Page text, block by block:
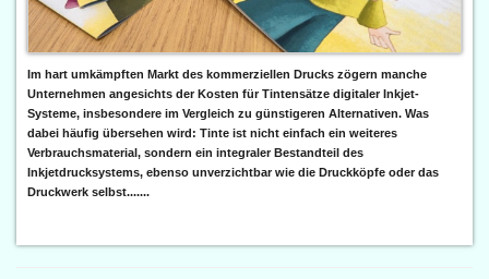
Im hart umkämpften Markt des kommerziellen Drucks zögern manche
Unternehmen angesichts der Kosten für Tintensätze digitaler Inkjet-
Systeme, insbesondere im Vergleich zu günstigeren Alternativen. Was
dabei häufig übersehen wird: Tinte ist nicht einfach ein weiteres
Verbrauchsmaterial, sondern ein integraler Bestandteil des
Inkjetdrucksystems, ebenso unverzichtbar wie die Druckköpfe oder das
Druckwerk selbst.......